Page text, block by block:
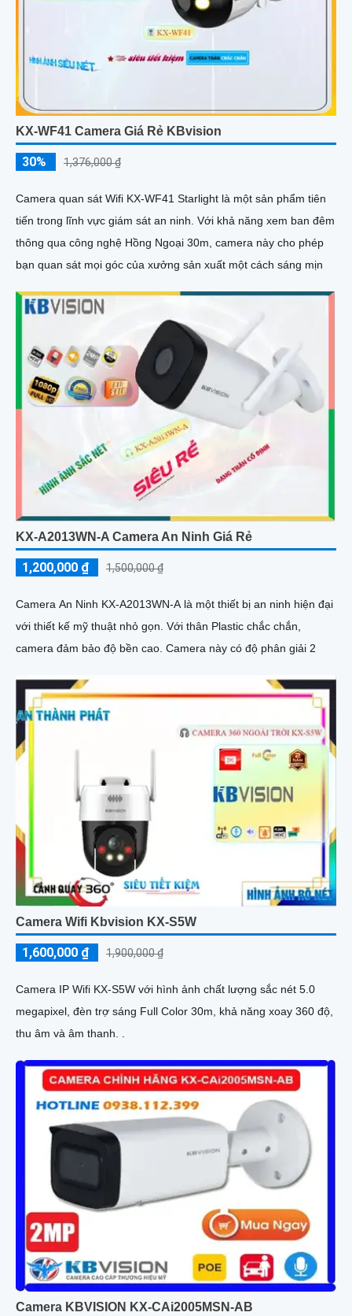
KX-WF41 Camera Giá Rẻ KBvision
30% 1,376,000 ₫
Camera quan sát Wifi KX-WF41 Starlight là một sản phẩm tiên
tiến trong lĩnh vực giám sát an ninh. Với khả năng xem ban đêm
thông qua công nghệ Hồng Ngoại 30m, camera này cho phép
bạn quan sát mọi góc của xưởng sản xuất một cách sáng mịn
KX-A2013WN-A Camera An Ninh Giá Rẻ
1,200,000 ₫ 1,500,000 ₫
Camera An Ninh KX-A2013WN-A là một thiết bị an ninh hiện đại
với thiết kế mỹ thuật nhỏ gọn. Với thân Plastic chắc chắn,
camera đảm bảo độ bền cao. Camera này có độ phân giải 2
Camera Wifi Kbvision KX-S5W
1,600,000 ₫ 1,900,000 ₫
Camera IP Wifi KX-S5W với hình ảnh chất lượng sắc nét 5.0
megapixel, đèn trợ sáng Full Color 30m, khả năng xoay 360 độ,
thu âm và âm thanh. .
Camera KBVISION KX-CAi2005MSN-AB